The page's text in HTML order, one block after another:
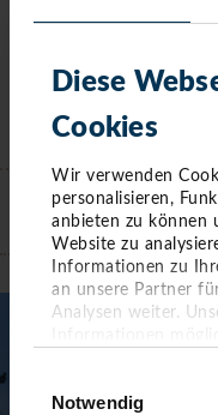
Diese
Cookies
Wir verwenden
personalisieren,
anbieten zu können
Website zu
Informationen zu
an unsere Partner
Analysen weiter.
sie im Rahmen
haben. Sie geben
Notwendig